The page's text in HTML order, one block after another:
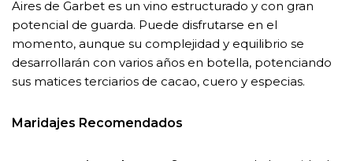
Aires de Garbet es un vino estructurado y con gran
potencial de guarda. Puede disfrutarse en el
momento, aunque su complejidad y equilibrio se
desarrollarán con varios años en botella, potenciando
sus matices terciarios de cacao, cuero y especias.
Maridajes Recomendados